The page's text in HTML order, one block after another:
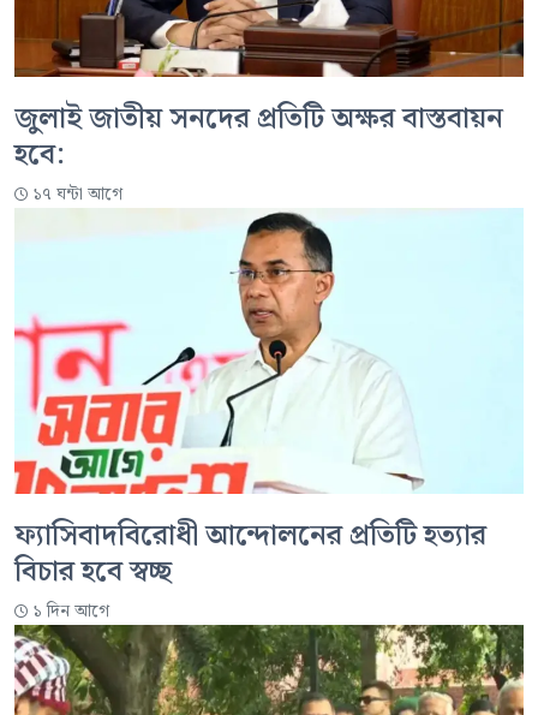
জুলাই জাতীয় সনদের প্রতিটি অক্ষর বাস্তবায়ন
হবে:
১৭ ঘন্টা আগে
ফ্যাসিবাদবিরোধী আন্দোলনের প্রতিটি হত্যার
বিচার হবে স্বচ্ছ
১ দিন আগে